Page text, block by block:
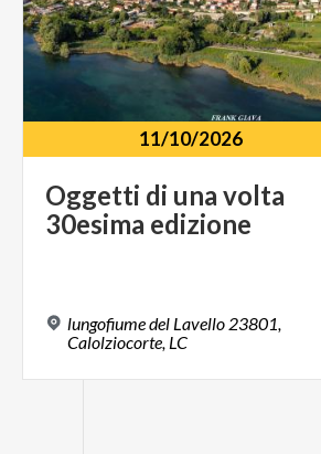
11/10/2026
Oggetti di una volta
30esima edizione
lungofiume del Lavello 23801,
Calolziocorte, LC